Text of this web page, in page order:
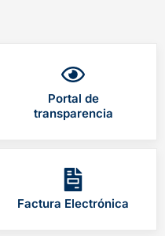
Portal de
transparencia
Factura Electrónica